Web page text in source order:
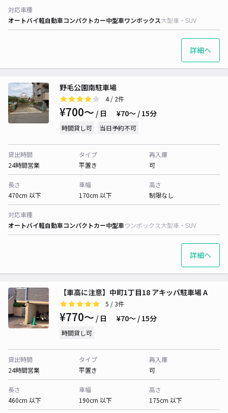
対応車種
オートバイ軽自動車コンパクトカー中型車ワンボックス大型車・SUV
詳細へ
野毛公園南駐車場
4/ 2件
¥700〜 / 日 ¥70〜 / 15分
時間貸し可 当日予約不可
貸出時間
24時間営業
タイプ
平置き
再入庫
可
長さ
470cm 以下
車幅
170cm 以下
高さ
制限なし
対応車種
オートバイ軽自動車コンパクトカー中型車ワンボックス大型車・SUV
詳細へ
【車高に注意】中町1丁目18 アキッパ駐車場 A
5 / 3件
¥770〜 / 日 ¥70〜 / 15分
時間貸し可
貸出時間
24時間営業
タイプ
平置き
再入庫
可
長さ
460cm 以下
車幅
190cm 以下
高さ
175cm 以下